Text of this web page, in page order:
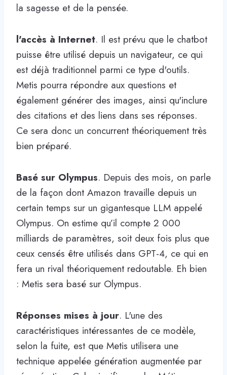
la sagesse et de la pensée.
l'accès à Internet. Il est prévu que le chatbot
puisse être utilisé depuis un navigateur, ce qui
est déjà traditionnel parmi ce type d'outils.
Metis pourra répondre aux questions et
également générer des images, ainsi qu'inclure
des citations et des liens dans ses réponses.
Ce sera donc un concurrent théoriquement très
bien préparé.
Basé sur Olympus. Depuis des mois, on parle
de la façon dont Amazon travaille depuis un
certain temps sur un gigantesque LLM appelé
Olympus. On estime qu’il compte 2 000
milliards de paramètres, soit deux fois plus que
ceux censés être utilisés dans GPT-4, ce qui en
fera un rival théoriquement redoutable. Eh bien
: Metis sera basé sur Olympus.
Réponses mises à jour. L'une des
caractéristiques intéressantes de ce modèle,
selon la fuite, est que Metis utilisera une
technique appelée génération augmentée par